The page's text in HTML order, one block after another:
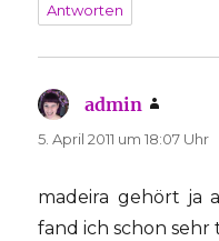
Antworten
admin
5. April 2011 um 18:07 Uhr
madeira gehört ja
fand ich schon sehr